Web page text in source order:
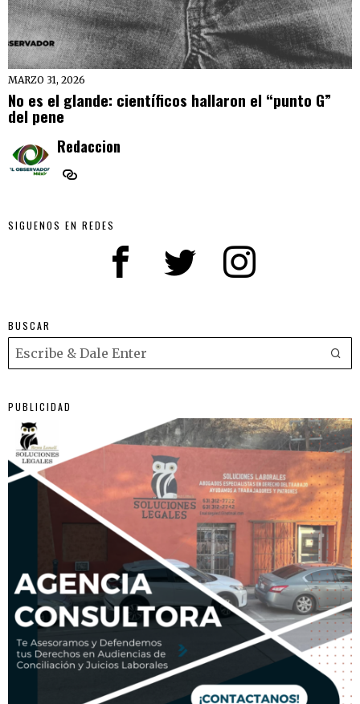
MARZO 31, 2026
No es el glande: científicos hallaron el “punto G”
del pene
Redaccion
SIGUENOS EN REDES
BUSCAR
PUBLICIDAD